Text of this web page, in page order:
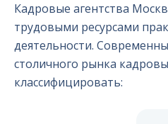
Кадровые агентства
трудовыми ресурсами
деятельности.
столичного рынка
классифицировать: